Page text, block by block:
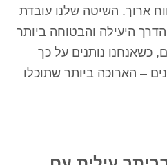
ארוך. השיטה שלנו עובדת
היעילה והבטוחה ביותר
כשאנחנו נותנים על כך
בכתב למשך 5 שנים – הארוכה ביותר שתוכלו